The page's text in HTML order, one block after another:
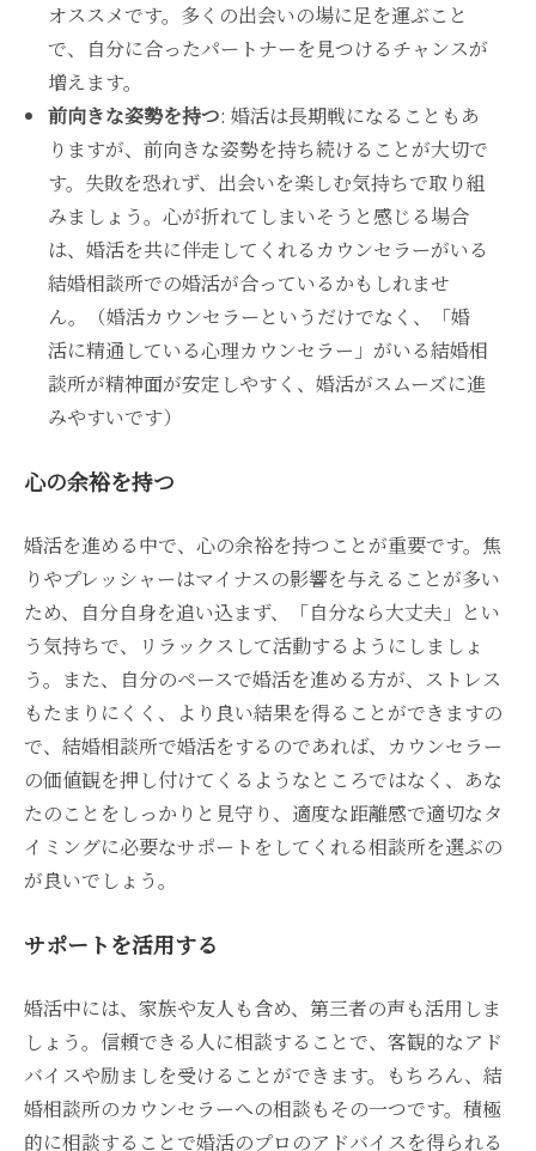
オススメです。多くの出会いの場に足を運ぶこと
で、自分に合ったパートナーを見つけるチャンスが
増えます。
前向きな姿勢を持つ: 婚活は長期戦になることもあ
りますが、前向きな姿勢を持ち続けることが大切で
す。失敗を恐れず、出会いを楽しむ気持ちで取り組
みましょう。心が折れてしまいそうと感じる場合
は、婚活を共に伴走してくれるカウンセラーがいる
結婚相談所での婚活が合っているかもしれませ
ん。（婚活カウンセラーというだけでなく、「婚
活に精通している心理カウンセラー」がいる結婚相
談所が精神面が安定しやすく、婚活がスムーズに進
みやすいです）
心の余裕を持つ
婚活を進める中で、心の余裕を持つことが重要です。焦
りやプレッシャーはマイナスの影響を与えることが多い
ため、自分自身を追い込まず、「自分なら大丈夫」とい
う気持ちで、リラックスして活動するようにしましょ
う。また、自分のペースで婚活を進める方が、ストレス
もたまりにくく、より良い結果を得ることができますの
で、結婚相談所で婚活をするのであれば、カウンセラー
の価値観を押し付けてくるようなところではなく、あな
たのことをしっかりと見守り、適度な距離感で適切なタ
イミングに必要なサポートをしてくれる相談所を選ぶの
が良いでしょう。
サポートを活用する
婚活中には、家族や友人も含め、第三者の声も活用しま
しょう。信頼できる人に相談することで、客観的なアド
バイスや励ましを受けることができます。もちろん、結
婚相談所のカウンセラーへの相談もその一つです。積極
的に相談することで婚活のプロのアドバイスを得られる